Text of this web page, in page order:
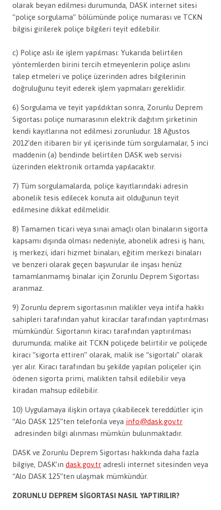
olarak beyan edilmesi durumunda, DASK internet sitesi
“poliçe sorgulama” bölümünde poliçe numarası ve TCKN
bilgisi girilerek poliçe bilgileri teyit edilebilir.
c) Poliçe aslı ile işlem yapılması: Yukarıda belirtilen
yöntemlerden birini tercih etmeyenlerin poliçe aslını
talep etmeleri ve poliçe üzerinden adres bilgilerinin
doğruluğunu teyit ederek işlem yapmaları gereklidir.
6) Sorgulama ve teyit yapıldıktan sonra, Zorunlu Deprem
Sigortası poliçe numarasının elektrik dağıtım şirketinin
kendi kayıtlarına not edilmesi zorunludur. 18 Ağustos
2012’den itibaren bir yıl içerisinde tüm sorgulamalar, 5 inci
maddenin (a) bendinde belirtilen DASK web servisi
üzerinden elektronik ortamda yapılacaktır.
7) Tüm sorgulamalarda, poliçe kayıtlarındaki adresin
abonelik tesis edilecek konuta ait olduğunun teyit
edilmesine dikkat edilmelidir.
8) Tamamen ticari veya sınai amaçlı olan binaların sigorta
kapsamı dışında olması nedeniyle, abonelik adresi iş hanı,
iş merkezi, idari hizmet binaları, eğitim merkezi binaları
ve benzeri olarak geçen başvurular ile inşası henüz
tamamlanmamış binalar için Zorunlu Deprem Sigortası
aranmaz.
9) Zorunlu deprem sigortasının malikler veya intifa hakkı
sahipleri tarafından yahut kiracılar tarafından yaptırılması
mümkündür. Sigortanın kiracı tarafından yaptırılması
durumunda; malike ait TCKN poliçede belirtilir ve poliçede
kiracı “sigorta ettiren” olarak, malik ise “sigortalı” olarak
yer alır. Kiracı tarafından bu şekilde yapılan poliçeler için
ödenen sigorta primi, malikten tahsil edilebilir veya
kiradan mahsup edilebilir.
10) Uygulamaya ilişkin ortaya çıkabilecek tereddütler için
“Alo DASK 125”ten telefonla veya info@dask.gov.tr
adresinden bilgi alınması mümkün bulunmaktadır.
DASK ve Zorunlu Deprem Sigortası hakkında daha fazla
bilgiye, DASK’ın dask.gov.tr adresli internet sitesinden veya
“Alo DASK 125”ten ulaşmak mümkündür.
ZORUNLU DEPREM SİGORTASI NASIL YAPTIRILIR?